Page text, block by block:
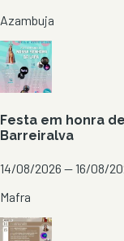
Azambuja
Festa em honra
Barreiralva
14/08/2026 — 16/08/
Mafra